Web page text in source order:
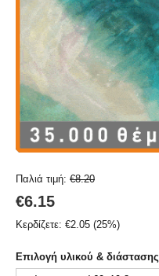
Παλιά τιμή: €8.20
€6.15
Κερδίζετε: €2.05 (25%)
Επιλογή υλικού & διάστασης